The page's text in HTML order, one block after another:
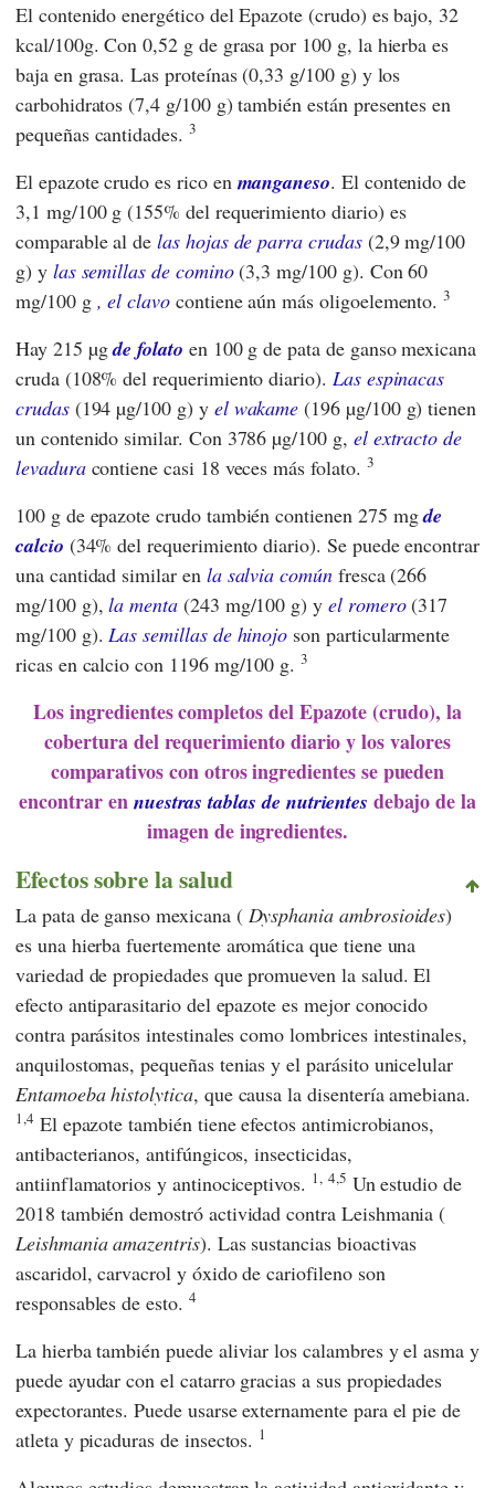
El contenido energético del Epazote (crudo) es bajo, 32
kcal/100g. Con 0,52 g de grasa por 100 g, la hierba es
baja en grasa. Las proteínas (0,33 g/100 g) y los
carbohidratos (7,4 g/100 g) también están presentes en
pequeñas cantidades. 3
El epazote crudo es rico en manganeso. El contenido de
3,1 mg/100 g (155% del requerimiento diario) es
comparable al delas hojas de parra crudas(2,9 mg/100
g) y las semillas de comino(3,3 mg/100 g). Con 60
mg/100 g , el clavocontiene aún más oligoelemento.3
Hay 215 µgde folato en 100 g de pata de ganso mexicana
cruda (108% del requerimiento diario). Las espinacas
crudas(194 µg/100 g) y el wakame (196 µg/100 g) tienen
un contenido similar. Con 3786 µg/100 g, el extracto de
levaduracontiene casi 18 veces más folato. 3
100 g de epazote crudo también contienen 275 mgde
calcio (34% del requerimiento diario). Se puede encontrar
una cantidad similar en la salvia comúnfresca (266
mg/100 g),la menta(243 mg/100 g) yel romero(317
mg/100 g).Las semillas de hinojo son particularmente
ricas en calcio con 1196 mg/100 g.3
Los ingredientes completos del Epazote (crudo), la
cobertura del requerimiento diario y los valores
comparativos con otros ingredientes se pueden
encontrar en nuestras tablas de nutrientes debajo de la
imagen de ingredientes.
Efectos sobre la salud
La pata de ganso mexicana ( Dysphania ambrosioides)
es una hierba fuertemente aromática que tiene una
variedad de propiedades que promueven la salud. El
efecto antiparasitario del epazote es mejor conocido
contra parásitos intestinales como lombrices intestinales,
anquilostomas, pequeñas tenias y el parásito unicelular
Entamoeba histolytica, que causa la disentería amebiana.
1,4 El epazote también tiene efectos antimicrobianos,
antibacterianos, antifúngicos, insecticidas,
antiinflamatorios y antinociceptivos. 1, 4,5 Un estudio de
2018 también demostró actividad contra Leishmania (
Leishmania amazentris). Las sustancias bioactivas
ascaridol, carvacrol y óxido de cariofileno son
responsables de esto. 4
La hierba también puede aliviar los calambres y el asma y
puede ayudar con el catarro gracias a sus propiedades
expectorantes. Puede usarse externamente para el pie de
atleta y picaduras de insectos. 1